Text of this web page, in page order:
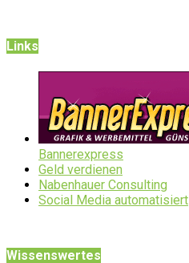
Links
Bannerexpress
Geld verdienen
Nabenhauer Consulting
Social Media automatisiert
Wissenswertes